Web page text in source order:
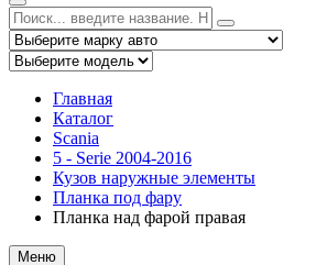
Главная
Каталог
Scania
5 - Serie 2004-2016
Кузов наружные элементы
Планка под фару
Планка над фарой правая
Меню